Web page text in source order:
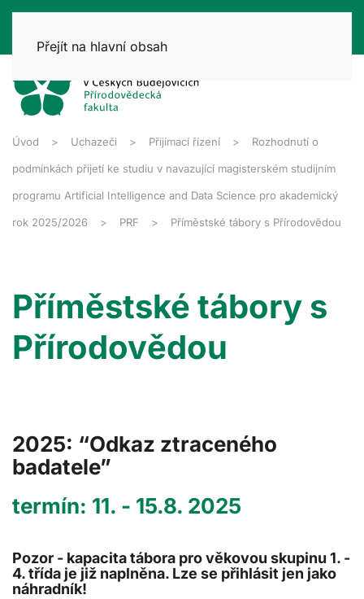
Přejít na hlavní obsah
Úvod Uchazeči Přijímací řízení Rozhodnutí o
podmínkách přijetí ke studiu v navazující magisterském studijním
programu Artificial Intelligence and Data Science pro akademický
rok 2025/2026 PRF Příměstské tábory s Přírodovědou
Příměstské tábory s
Přírodovědou
2025: “Odkaz ztraceného
badatele”
termín: 11. - 15.8. 2025
Pozor - kapacita tábora pro věkovou skupinu 1. -
4. třída je již naplněna. Lze se přihlásit jen jako
náhradník!